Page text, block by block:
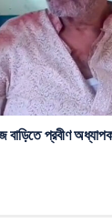
বাড়িতে প্রবীণ